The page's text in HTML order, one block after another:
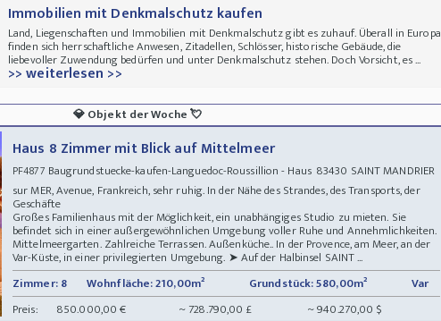
Immobilien mit Denkmalschutz kaufen
Land, Liegenschaften und Immobilien mit Denkmalschutz gibt es zuhauf. Überall in Europa
finden sich herrschaftliche Anwesen, Zitadellen, Schlösser, historische Gebäude, die
liebevoller Zuwendung bedürfen und unter Denkmalschutz stehen. Doch Vorsicht, es ...
>> weiterlesen >>
💎Objekt der Woche💘
Haus 8 Zimmer mit Blick auf Mittelmeer
PF4877 Baugrundstuecke-kaufen-Languedoc-Roussillion - Haus 83430 SAINT MANDRIER
sur MER, Avenue, Frankreich, sehr ruhig. In der Nähe des Strandes, des Transports, der
Geschäfte
Großes Familienhaus mit der Möglichkeit, ein unabhängiges Studio zu mieten. Sie
befindet sich in einer außergewöhnlichen Umgebung voller Ruhe und Annehmlichkeiten.
Mittelmeergarten. Zahlreiche Terrassen. Außenküche.. In der Provence, am Meer, an der
Var-Küste, in einer privilegierten Umgebung. ➤ Auf der Halbinsel SAINT ...
Zimmer: 8
Wohnfläche: 210,00m² Grundstück: 580,00m²
Var
Preis:
850.000,00 € ~ 728.790,00 £ ~ 940.270,00 $